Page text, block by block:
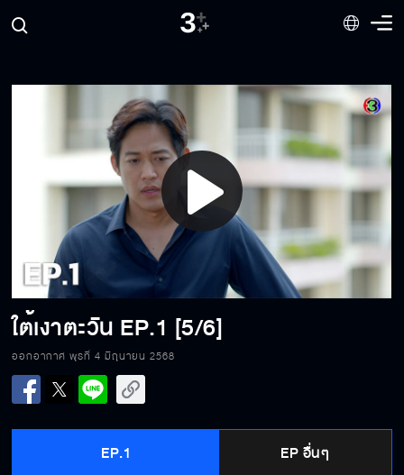
Play
Video
ใต้เงาตะวัน EP.1 [5/6]
ออกอากาศ พุธที่ 4 มิถุนายน 2568
EP.1 EP อื่นๆ
ใต้เงาตะวัน EP.1[1/6]